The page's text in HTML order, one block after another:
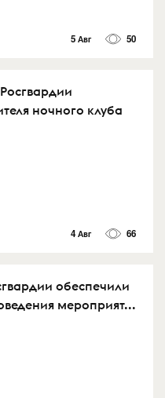
5 Авг 50
ночного клуба
4 Авг 66
обеспечили
мероприят...